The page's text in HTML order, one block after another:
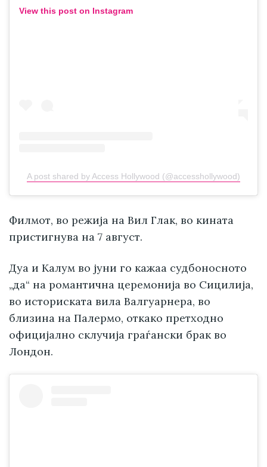
View this post on Instagram
A post shared by Access Hollywood (@accesshollywood)
Филмот, во режија на Вил Глак, во кината
пристигнува на 7 август.
Дуа и Калум во јуни го кажаа судбоносното
„да“ на романтична церемонија во Сицилија,
во историската вила Валгуарнера, во
близина на Палермо, откако претходно
официјално склучија граѓански брак во
Лондон.